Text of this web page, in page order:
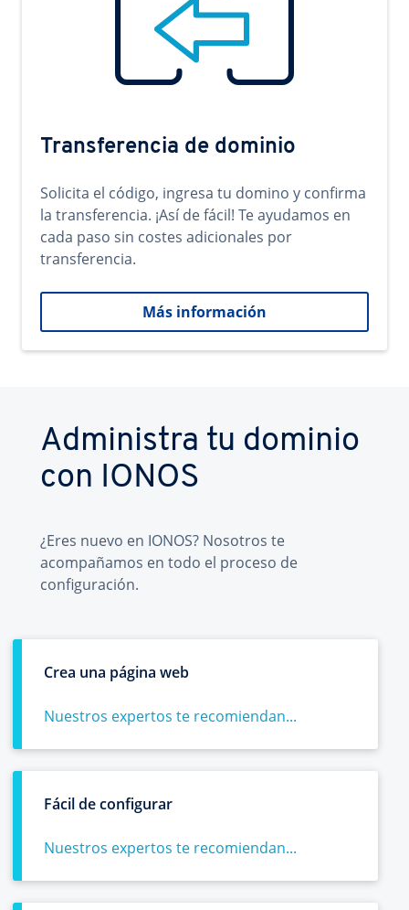
Transferencia de dominio
Solicita el código, ingresa tu domino y confirma
la transferencia. ¡Así de fácil! Te ayudamos en
cada paso sin costes adicionales por
transferencia.
Más información
Administra tu dominio
con IONOS
¿Eres nuevo en IONOS? Nosotros te
acompañamos en todo el proceso de
configuración.
Crea una página web
Nuestros expertos te recomiendan...
Fácil de configurar
Nuestros expertos te recomiendan...